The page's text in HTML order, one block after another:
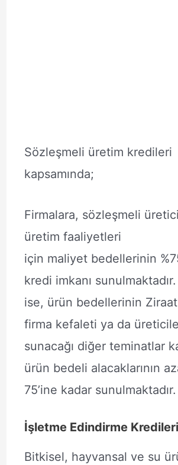
Sözleşmeli üretim kredileri
kapsamında;
Firmalara, sözleşmeli
üretim faaliyetleri
için maliyet bedellerinin
kredi imkanı
ise, ürün bedellerinin Ziraat
firma kefaleti ya da
sunacağı diğer teminatlar
ürün bedeli alacaklarının
75’ine kadar sunulmaktadır.
İşletme Edindirme Kredileri
Bitkisel, hayvansal ve su